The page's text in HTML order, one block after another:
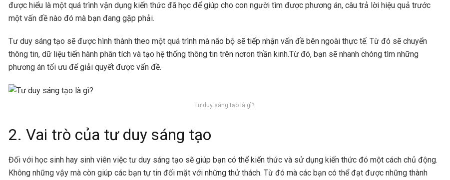
được hiểu là một quá trình vận dụng kiến thức đã học để giúp cho con người tìm được phương án, câu trả lời hiệu quả trước
một vấn đề nào đó mà bạn đang gặp phải.
Tư duy sáng tạo sẽ được hình thành theo một quá trình mà não bộ sẽ tiếp nhận vấn đề bên ngoài thực tế. Từ đó sẽ chuyển
thông tin, dữ liệu tiến hành phân tích và tạo hệ thống thông tin trên nơron thần kinh.Từ đó, bạn sẽ nhanh chóng tìm những
phương án tối ưu để giải quyết được vấn đề.
Tư duy sáng tạo là gì?
2. Vai trò của tư duy sáng tạo
Đối với học sinh hay sinh viên việc tư duy sáng tạo sẽ giúp bạn có thể kiến thức và sử dụng kiến thức đó một cách chủ động.
Không những vậy mà còn giúp các bạn tự tin đối mặt với những thử thách. Từ đó mà các bạn có thể đạt được những thành